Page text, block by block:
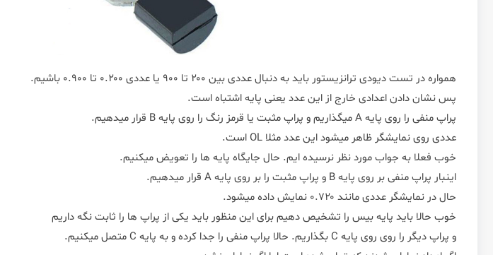
همواره در تست دیودی ترانزیستور باید به دنبال عددی بین ۲۰۰ تا ۹۰۰ یا عددی ۰.۲۰۰ تا ۰.۹۰۰ باشیم.
پس نشان دادن اعدادی خارج از این عدد یعنی پایه اشتباه است.
پراپ منفی را روی پایه A میگذاریم و پراپ مثبت یا قرمز رنگ را روی پایه B قرار میدهیم.
عددی روی نمایشگر ظاهر میشود این عدد مثلا OL است.
خوب فعلا به جواب مورد نظر نرسیده ایم. حال جایگاه پایه ها را تعویض میکنیم.
اینبار پراپ منفی بر روی پایه B و پراپ مثبت را بر روی پایه A قرار میدهیم.
حال در نمایشگر عددی مانند ۰.۷۲۰ نمایش داده میشود.
خوب حالا باید پایه بیس را تشخیص دهیم برای این منظور باید یکی از پراپ ها را ثابت نگه داریم
و پراپ دیگر را روی روی پایه C بگذاریم. حالا پراپ منفی را جدا کرده و به پایه C متصل میکنیم.